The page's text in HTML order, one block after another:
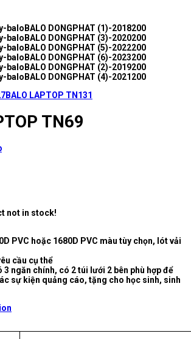
BALO LAPTOP TN131
TN69
not in stock!
PVC hoặc 1680D PVC màu tùy chọn, lót vải
cầu cụ thể
3 ngăn chính, có 2 túi lưới 2 bên phù hợp để
sự kiện quảng cáo, tặng cho học sinh, sinh